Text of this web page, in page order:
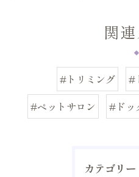
関
#トリミング
#
#ペットサロン
#ドッ
カテゴリー